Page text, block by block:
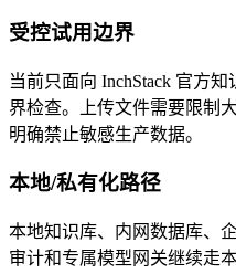
受控试用边界
当前只面向 InchStack 官方
界检查。上传文件需要限制
明确禁止敏感生产数据。
本地/私有化路径
本地知识库、内网数据库、
审计和专属模型网关继续走